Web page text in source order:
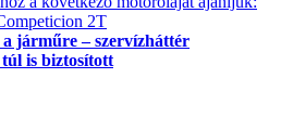
2T
a járműre – szervízháttér
is biztosított